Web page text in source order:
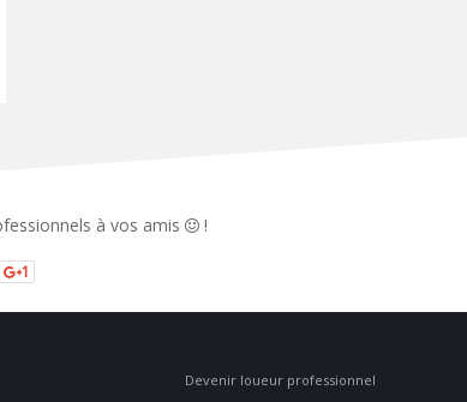
à vos amis !
1
Devenir loueur professionnel